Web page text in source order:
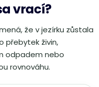
vrací?
že v jezírku zůstala
přebytek živin,
odpadem nebo
rovnováhu.